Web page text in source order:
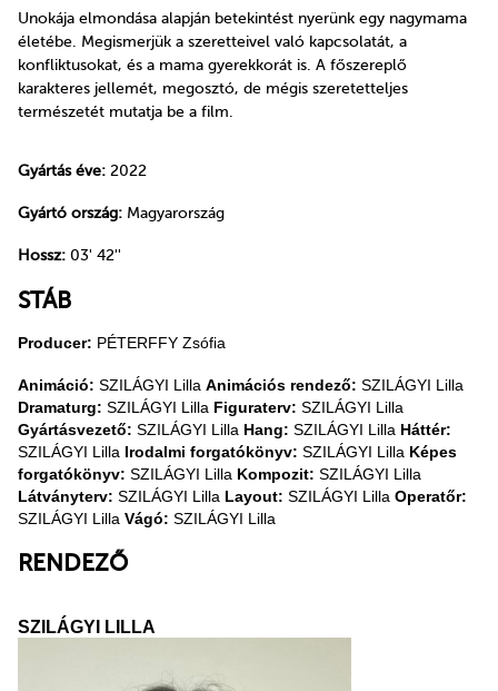
Unokája elmondása alapján betekintést nyerünk egy nagymama
életébe. Megismerjük a szeretteivel való kapcsolatát, a
konfliktusokat, és a mama gyerekkorát is. A főszereplő
karakteres jellemét, megosztó, de mégis szeretetteljes
természetét mutatja be a film.
Gyártás éve: 2022
Gyártó ország: Magyarország
Hossz: 03' 42''
STÁB
Producer: PÉTERFFY Zsófia
Animáció: SZILÁGYI Lilla Animációs rendező: SZILÁGYI Lilla
Dramaturg: SZILÁGYI Lilla Figuraterv: SZILÁGYI Lilla
Gyártásvezető: SZILÁGYI Lilla Hang: SZILÁGYI Lilla Háttér:
SZILÁGYI Lilla Irodalmi forgatókönyv: SZILÁGYI Lilla Képes
forgatókönyv: SZILÁGYI Lilla Kompozit: SZILÁGYI Lilla
Látványterv: SZILÁGYI Lilla Layout: SZILÁGYI Lilla Operatőr:
SZILÁGYI Lilla Vágó: SZILÁGYI Lilla
RENDEZŐ
SZILÁGYI LILLA